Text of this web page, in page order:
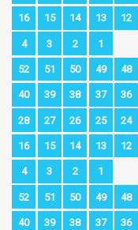
16 15 14 13 12
4 3 2 1
52 51 50 49 48
40 39 38 37 36
28 27 26 25 24
16 15 14 13 12
4 3 2 1
52 51 50 49 48
40 39 38 37 36